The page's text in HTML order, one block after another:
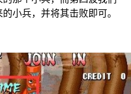
小兵，并将其击败即可。